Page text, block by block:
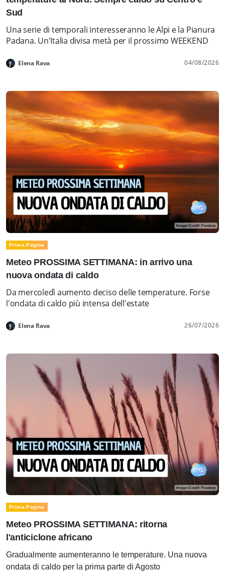
Sud
Una serie di temporali interesseranno le Alpi e la Pianura
Padana. Un'Italia divisa metà per il prossimo WEEKEND
Elena Rava 04/08/2026
Prima Pagina
Meteo PROSSIMA SETTIMANA: in arrivo una
nuova ondata di caldo
Da mercoledì aumento deciso delle temperature. Forse
l'ondata di caldo più intensa dell'estate
Elena Rava 26/07/2026
Prima Pagina
Meteo PROSSIMA SETTIMANA: ritorna
l'anticiclone africano
Gradualmente aumenteranno le temperature. Una nuova
ondata di caldo per la prima parte di Agosto